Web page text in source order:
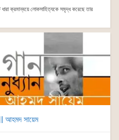
ক্রমান্বয়ে লোকসাহিত্যকে সমৃদ্ধ করেছে তার
আহমদ সায়েম